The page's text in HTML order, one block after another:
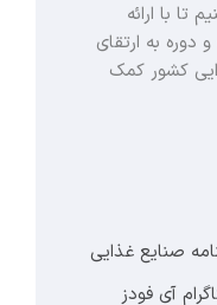
تا با ارائه
به ارتقای
کشور کمک
صنایع غذایی
آی فودز